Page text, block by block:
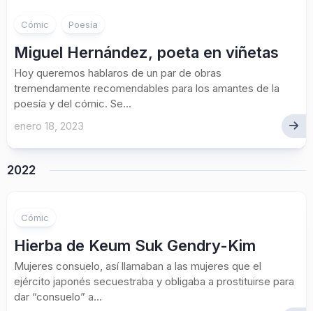
Cómic Poesía
Miguel Hernández, poeta en viñetas
Hoy queremos hablaros de un par de obras
tremendamente recomendables para los amantes de la
poesía y del cómic. Se...
enero 18, 2023
2022
Cómic
Hierba de Keum Suk Gendry-Kim
Mujeres consuelo, así llamaban a las mujeres que el
ejército japonés secuestraba y obligaba a prostituirse para
dar “consuelo” a...